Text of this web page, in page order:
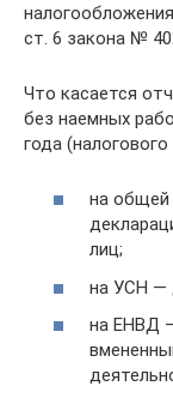
ст. 6 закона №
Что касается
без наемных
года
на общей
лиц;
на УСН —
на ЕНВД